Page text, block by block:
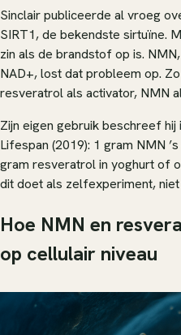
Sinclair publiceerde al vroeg
SIRT1, de bekendste sirtuïne.
zin als de brandstof op is.
NAD+, lost dat probleem op.
resveratrol als activator, NMN
Zijn eigen gebruik beschreef
Lifespan (2019): 1 gram NMN
gram resveratrol in yoghurt of
dit doet als zelfexperiment,
Hoe NMN en
op cellulair niveau